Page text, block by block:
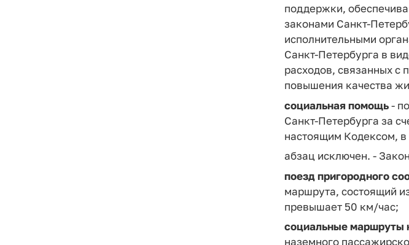
поддержки,
законами Санкт-
исполнительными
Санкт-Петербурга в
расходов, связанных с
повышения качества
социальная помощь-
Санкт-Петербурга за
настоящим Кодексом,
абзац исключен. -
поезд пригородного
маршрута, состоящий
превышает 50 км/час;
социальные маршруты
наземного